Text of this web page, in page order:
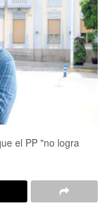
el PP "no logra